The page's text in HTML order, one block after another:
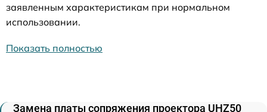
заявленным характеристикам при нормальном
использовании.
Показать полностью
Замена платы сопряжения проектора UHZ50